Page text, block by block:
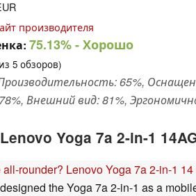
производителя
75.13%- Хорошо
5 обзоров)
65%,
Внешний вид: 81%,
Yoga 7a 2-in-1
rounder? Lenovo Yoga 7a 2-in-1
the Yoga 7a 2-in-1 as a